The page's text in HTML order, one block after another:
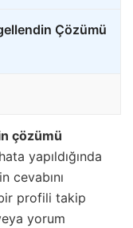
Çözümü
çözümü
yapıldığında
cevabını
profili takip
yorum